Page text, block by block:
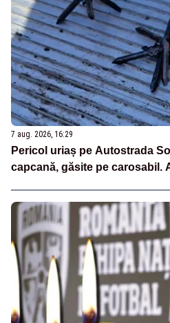
7 aug. 2026, 16:29
Pericol uriaș pe Autostrada
capcană, găsite pe carosabil.